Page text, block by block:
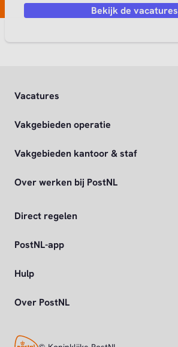
Bekijk de vacatures
Vacatures
Vakgebieden operatie
Vakgebieden kantoor & staf
Over werken bij PostNL
Direct regelen
PostNL-app
Hulp
Over PostNL